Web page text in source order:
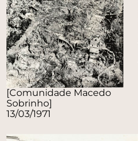
[Comunidade Macedo
Sobrinho]
13/03/1971